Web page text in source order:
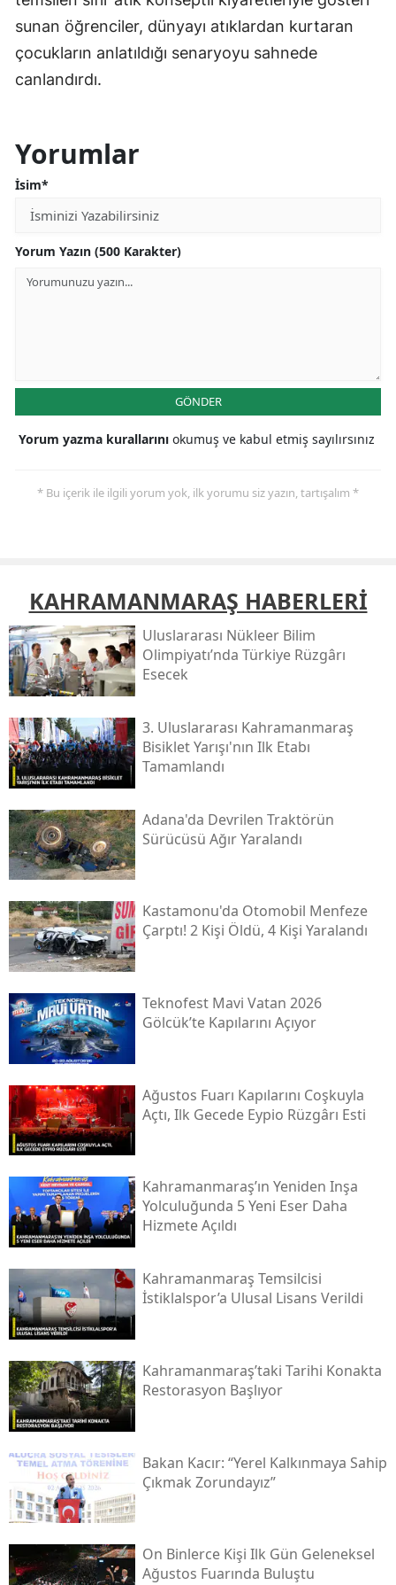
sunan öğrenciler, dünyayı atıklardan kurtaran
çocukların anlatıldığı senaryoyu sahnede
canlandırdı.
Yorumlar
İsim*
Yorum Yazın (500 Karakter)
GÖNDER
Yorum yazma kurallarını okumuş ve kabul etmiş sayılırsınız
* Bu içerik ile ilgili yorum yok, ilk yorumu siz yazın, tartışalım *
KAHRAMANMARAŞ HABERLERİ
Uluslararası Nükleer Bilim
Olimpiyatı’nda Türkiye Rüzgârı
Esecek
3. Uluslararası Kahramanmaraş
Bisiklet Yarışı'nın Ilk Etabı
Tamamlandı
Adana'da Devrilen Traktörün
Sürücüsü Ağır Yaralandı
Kastamonu'da Otomobil Menfeze
Çarptı! 2 Kişi Öldü, 4 Kişi Yaralandı
Teknofest Mavi Vatan 2026
Gölcük’te Kapılarını Açıyor
Ağustos Fuarı Kapılarını Coşkuyla
Açtı, Ilk Gecede Eypio Rüzgârı Esti
Kahramanmaraş’ın Yeniden Inşa
Yolculuğunda 5 Yeni Eser Daha
Hizmete Açıldı
Kahramanmaraş Temsilcisi
İstiklalspor’a Ulusal Lisans Verildi
Kahramanmaraş’taki Tarihi Konakta
Restorasyon Başlıyor
Bakan Kacır: “yerel Kalkınmaya Sahip
Çıkmak Zorundayız”
On Binlerce Kişi Ilk Gün Geleneksel
Ağustos Fuarında Buluştu